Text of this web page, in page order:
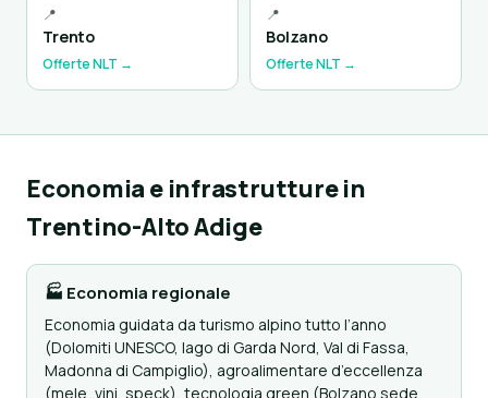
📍
Trento
Offerte NLT →
📍
Bolzano
Offerte NLT →
Economia e infrastrutture in
Trentino-Alto Adige
🏭 Economia regionale
Economia guidata da turismo alpino tutto l’anno
(Dolomiti UNESCO, lago di Garda Nord, Val di Fassa,
Madonna di Campiglio), agroalimentare d’eccellenza
(mele, vini, speck), tecnologia green (Bolzano sede